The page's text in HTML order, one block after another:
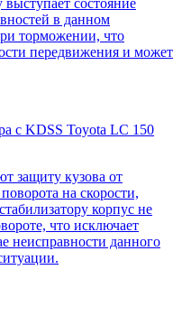
в данном
торможении, что
передвижения и может
с KDSS Toyota LC 150
защиту кузова от
на скорости,
корпус не
что исключает
неисправности данного